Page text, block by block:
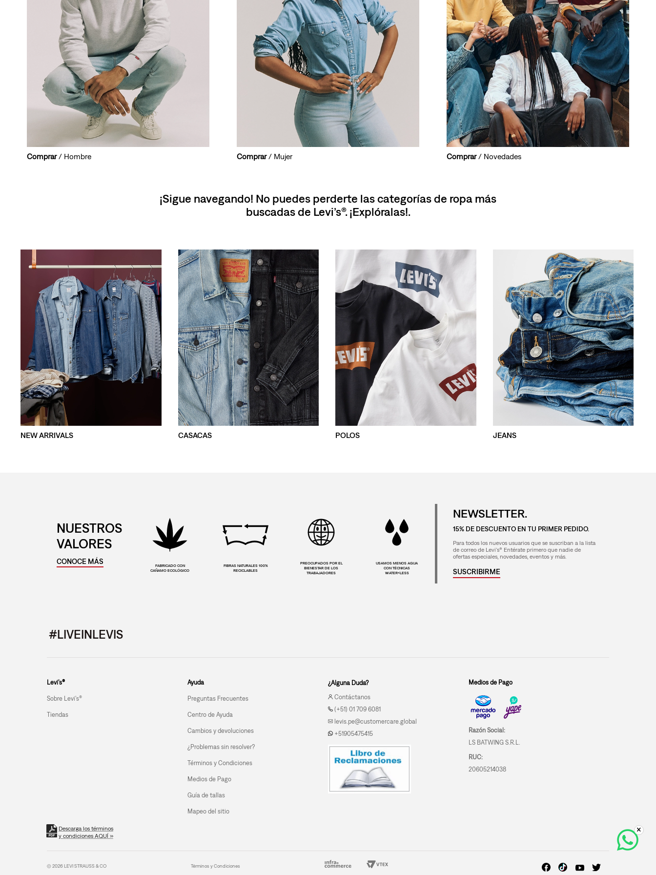
Comprar/ Hombre Comprar/ Mujer Comprar/ Novedades
¡Sigue navegando! No puedes perderte las categorías de ropa más
buscadas de Levi’s®. ¡Explóralas!.
NEW ARRIVALS CASACAS POLOS JEANS
NUESTROS
VALORES
CONOCE MÁS
FABRICADO CON
CAÑAMO ECOLÓGICO
FIBRAS NATURALES 100%
RECICLABLES
PREOCUPADOS POR EL
BIENESTAR DE LOS
TRABAJADORES
USAMOS MENOS AGUA
CON TÉCNICAS
WATER<LESS
NEWSLETTER.
15% DE DESCUENTO EN TU PRIMER PEDIDO.
Para todos los nuevos usuarios que se suscriban a la lista
de correo de Levi's® Entérate primero que nadie de
ofertas especiales, novedades, eventos y más.
SUSCRIBIRME
#LIVEINLEVIS
Levi’s®
Sobre Levi's®
Tiendas
Ayuda
Preguntas Frecuentes
Centro de Ayuda
Cambios y devoluciones
¿Problemas sin resolver?
Términos y Condiciones
Medios de Pago
Guía de tallas
Mapeo del sitio
¿Alguna Duda?
Contáctanos
(+51) 01 709 6081
levis.pe@customercare.global
+51905475415
Medios de Pago
Razón Social:
LS BATWING S.R.L.
RUC:
20605214038
Descarga los términos
y condiciones AQUÍ »
© 2026 LEVI STRAUSS & CO Términos y Condiciones
501 mujer